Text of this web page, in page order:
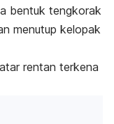
bentuk tengkorak
menutup kelopak
rentan terkena